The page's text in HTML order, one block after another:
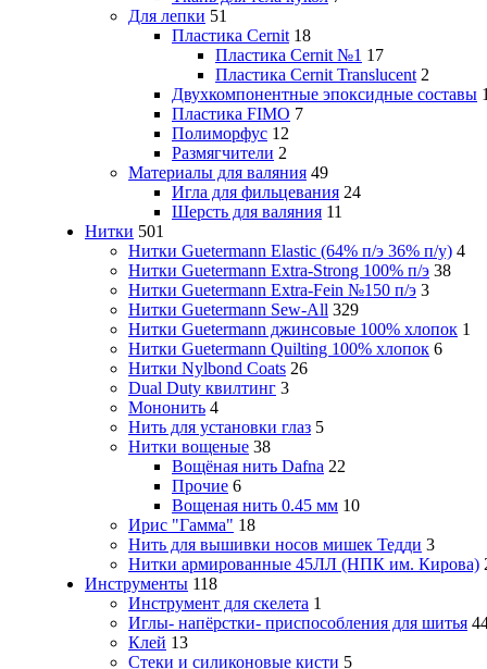
Для лепки 51
Пластика Cernit 18
Пластика Cernit №1 17
Пластика Cernit Translucent 2
Двухкомпонентные эпоксидные составы
Пластика FIMO 7
Полиморфус 12
Размягчители 2
Материалы для валяния 49
Игла для фильцевания 24
Шерсть для валяния 11
Нитки 501
Нитки Guetermann Elastic (64% п/э 36% п/у) 4
Нитки Guetermann Extra-Strong 100% п/э 38
Нитки Guetermann Extra-Fein №150 п/э 3
Нитки Guetermann Sew-All 329
Нитки Guetermann джинсовые 100% хлопок 1
Нитки Guetermann Quilting 100% хлопок 6
Нитки Nylbond Coats 26
Dual Duty квилтинг 3
Мононить 4
Нить для установки глаз 5
Нитки вощеные 38
Вощёная нить Dafna 22
Прочие 6
Вощеная нить 0.45 мм 10
Ирис "Гамма" 18
Нить для вышивки носов мишек Тедди 3
Нитки армированные 45ЛЛ (НПК им. Кирова)
Инструменты 118
Инструмент для скелета 1
Иглы- напёрстки- приспособления для шитья
Клей 13
Стеки и силиконовые кисти 5